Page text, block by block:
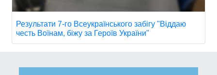
Результати 7-го Всеукраїнського забігу "Віддаю
честь Воїнам, біжу за Героїв України"